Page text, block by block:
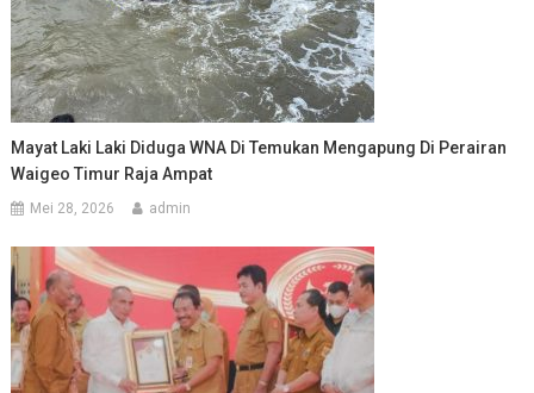
Mayat Laki Laki Diduga WNA Di Temukan Mengapung Di Perairan
Waigeo Timur Raja Ampat
Mei 28, 2026 admin